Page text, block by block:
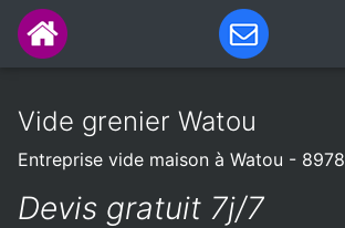
Vide grenier Watou
Entreprise vide maison à Watou - 8978
Devis gratuit 7j/7